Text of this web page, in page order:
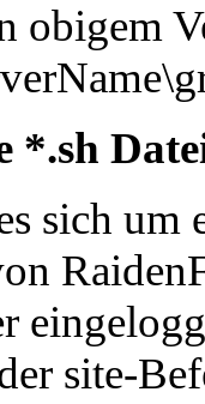
obigem
*.sh
sich um
site-